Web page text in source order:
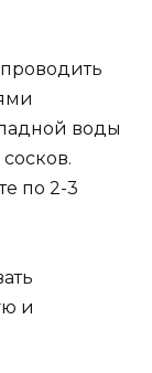
воды
по 2-3
и